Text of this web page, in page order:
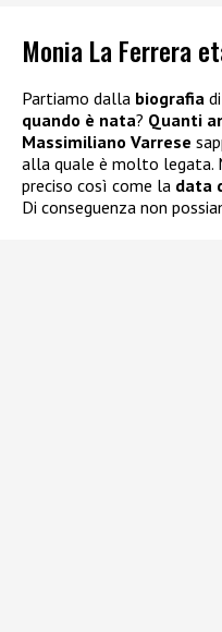
Monia La Ferrera
Partiamo dalla biografia di
quando è nata? Quanti
Massimiliano Varrese
alla quale è molto legata.
preciso così come la data
Di conseguenza non